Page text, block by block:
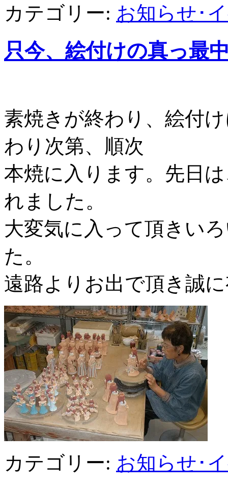
カテゴリー: お知らせ･
只今、絵付けの真っ最
素焼きが終わり、絵付
わり次第、順次
本焼に入ります。先日
れました。
大変気に入って頂きい
た。
遠路よりお出で頂き誠
カテゴリー: お知らせ･